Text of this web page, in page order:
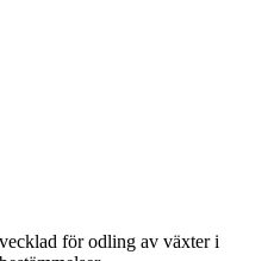
för odling av växter i